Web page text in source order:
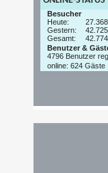
Besucher
Heute:
27.368
Gestern:
42.725
Gesamt:
Benutzer &
4796 Benutzer
online: 624 Gäste